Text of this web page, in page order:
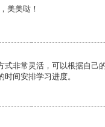
美美哒！
式非常灵活，可以根据自己
间安排学习进度。